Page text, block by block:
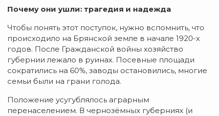
Почему они ушли: трагедия и надежда
Чтобы понять этот поступок, нужно вспомнить, что
происходило на Брянской земле в начале 1920-х
годов. После Гражданской войны хозяйство
губернии лежало в руинах. Посевные площади
сократились на 60%, заводы остановились, многие
семьи были на грани голода.
Положение усугублялось аграрным
перенаселением. В чернозёмных губерниях (и